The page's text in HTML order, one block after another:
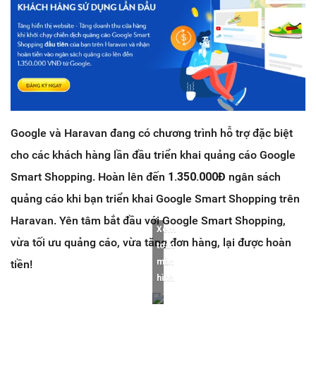
Google và Haravan đang có chương trình hỗ trợ đặc biệt
cho các khách hàng lần đầu triển khai quảng cáo Google
Smart Shopping. Hoàn lên đến 1.350.000Đ ngân sách
quảng cáo khi bạn triển khai Google Smart Shopping trên
Haravan. Yên tâm bắt đầu với Google Smart Shopping,
vừa tối ưu quảng cáo, vừa tăng đơn hàng, lại được hoàn
tiền!
Xem
toàn
màn
hình